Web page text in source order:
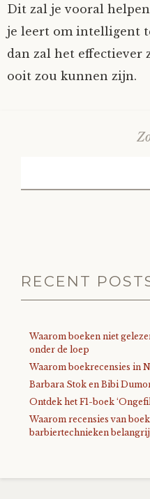
Dit zal je vooral
je leert om intelligent
dan zal het effectiever
ooit zou kunnen zijn.
RECENT
Waarom boeken niet
onder de loep
Waarom boekrecensies in
Barbara Stok en Bibi
Ontdek het F1-boek
Waarom recensies van
barbiertechnieken